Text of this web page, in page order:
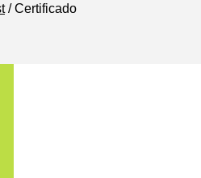
Certificado